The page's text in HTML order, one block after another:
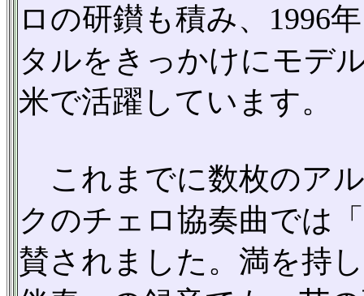
ロの研鑚も積み、1996
タルをきっかけにモデ
米で活躍しています。
これまでに数枚のア
クのチェロ協奏曲では
賛されました。満を持